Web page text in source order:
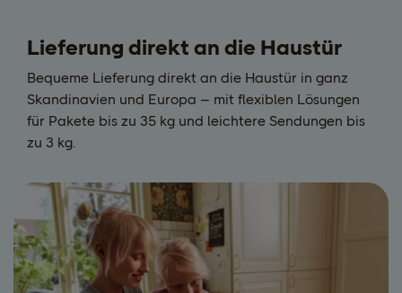
Lieferung direkt an die Haustür
Bequeme Lieferung direkt an die Haustür in ganz
Skandinavien und Europa – mit flexiblen Lösungen
für Pakete bis zu 35 kg und leichtere Sendungen bis
zu 3 kg.